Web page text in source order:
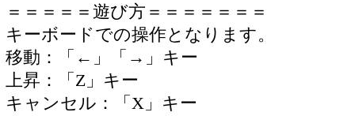
＝＝＝＝＝遊び方＝＝＝＝＝＝＝
キーボードでの操作となります。
移動：「←」「→」キー
上昇：「Z」キー
キャンセル：「X」キー